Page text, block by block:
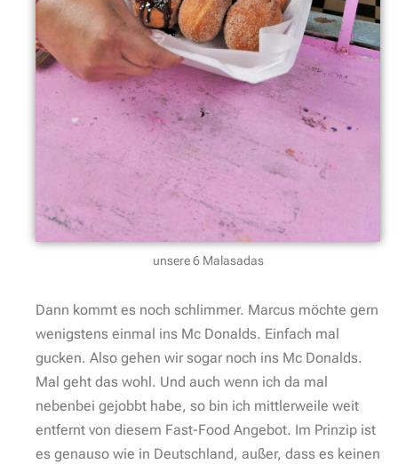
unsere 6 Malasadas
Dann kommt es noch schlimmer. Marcus möchte gern
wenigstens einmal ins Mc Donalds. Einfach mal
gucken. Also gehen wir sogar noch ins Mc Donalds.
Mal geht das wohl. Und auch wenn ich da mal
nebenbei gejobbt habe, so bin ich mittlerweile weit
entfernt von diesem Fast-Food Angebot. Im Prinzip ist
es genauso wie in Deutschland, außer, dass es keinen